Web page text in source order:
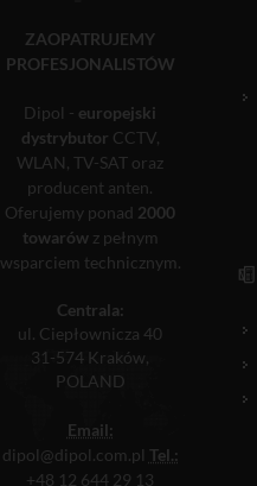
ZAOPATRUJEMY
PROFESJONALISTÓW
Dipol - europejski
dystrybutor CCTV,
WLAN, TV-SAT oraz
producent anten.
Oferujemy ponad 2000
towarówz pełnym
wsparciem technicznym.
Centrala:
ul. Ciepłownicza 40
31-574 Kraków,
POLAND
Email:
dipol@dipol.com.pl Tel.:
+48 12 644 29 13